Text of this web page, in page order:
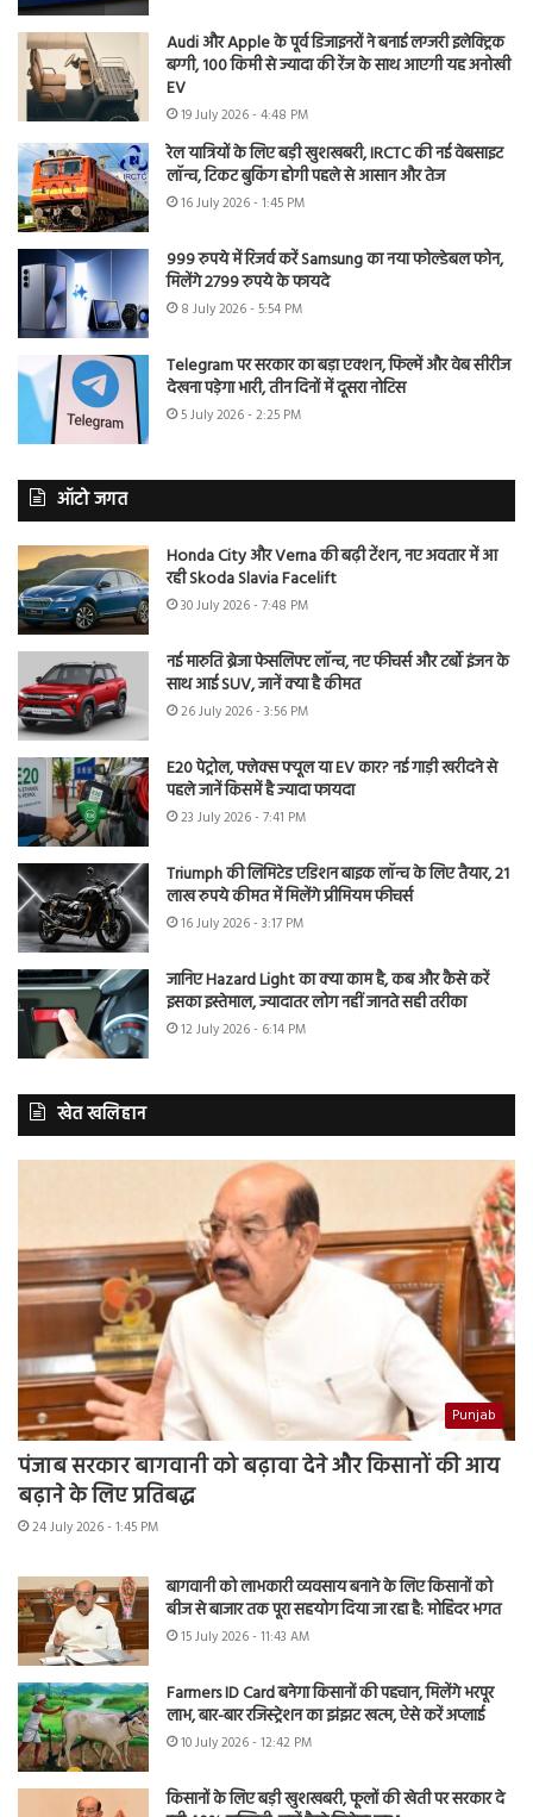
Audi और Apple के पूर्व डिजाइनरों ने बनाई लग्जरी इलेक्ट्रिक
बग्गी, 100 किमी से ज्यादा की रेंज के साथ आएगी यह अनोखी
EV
19 July 2026 - 4:48 PM
रेल यात्रियों के लिए बड़ी खुशखबरी, IRCTC की नई वेबसाइट
लॉन्च, टिकट बुकिंग होगी पहले से आसान और तेज
16 July 2026 - 1:45 PM
999 रुपये में रिजर्व करें Samsung का नया फोल्डेबल फोन,
मिलेंगे 2799 रुपये के फायदे
8 July 2026 - 5:54 PM
Telegram पर सरकार का बड़ा एक्शन, फिल्में और वेब सीरीज
देखना पड़ेगा भारी, तीन दिनों में दूसरा नोटिस
5 July 2026 - 2:25 PM
ऑटो जगत
Honda City और Verna की बढ़ी टेंशन, नए अवतार में आ
रही Skoda Slavia Facelift
30 July 2026 - 7:48 PM
नई मारुति ब्रेजा फेसलिफ्ट लॉन्च, नए फीचर्स और टर्बो इंजन के
साथ आई SUV, जानें क्या है कीमत
26 July 2026 - 3:56 PM
E20 पेट्रोल, फ्लेक्स फ्यूल या EV कार? नई गाड़ी खरीदने से
पहले जानें किसमें है ज्यादा फायदा
23 July 2026 - 7:41 PM
Triumph की लिमिटेड एडिशन बाइक लॉन्च के लिए तैयार, 21
लाख रुपये कीमत में मिलेंगे प्रीमियम फीचर्स
16 July 2026 - 3:17 PM
जानिए Hazard Light का क्या काम है, कब और कैसे करें
इसका इस्तेमाल, ज्यादातर लोग नहीं जानते सही तरीका
12 July 2026 - 6:14 PM
खेत खलिहान
Punjab
पंजाब सरकार बागवानी को बढ़ावा देने और किसानों की आय
बढ़ाने के लिए प्रतिबद्ध
24 July 2026 - 1:45 PM
बागवानी को लाभकारी व्यवसाय बनाने के लिए किसानों को
बीज से बाजार तक पूरा सहयोग दिया जा रहा है: मोहिंदर भगत
15 July 2026 - 11:43 AM
Farmers ID Card बनेगा किसानों की पहचान, मिलेंगे भरपूर
लाभ, बार-बार रजिस्ट्रेशन का झंझट खत्म, ऐसे करें अप्लाई
10 July 2026 - 12:42 PM
किसानों के लिए बड़ी खुशखबरी, फूलों की खेती पर सरकार दे